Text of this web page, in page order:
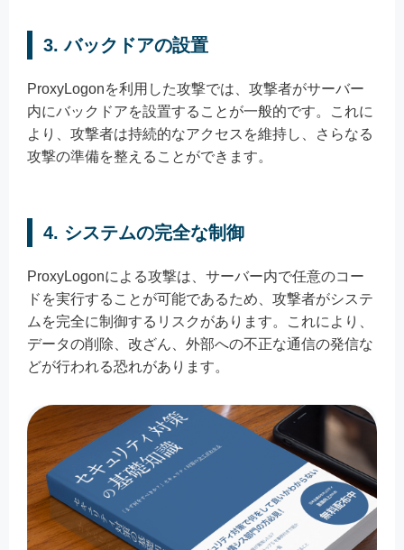
3.バックドアの設置
ProxyLogonを利用した攻撃では、攻撃者がサーバー
内にバックドアを設置することが一般的です。これに
より、攻撃者は持続的なアクセスを維持し、さらなる
攻撃の準備を整えることができます。
4. システムの完全な制御
ProxyLogonによる攻撃は、サーバー内で任意のコー
ドを実行することが可能であるため、攻撃者がシステ
ムを完全に制御するリスクがあります。これにより、
データの削除、改ざん、外部への不正な通信の発信な
どが行われる恐れがあります。